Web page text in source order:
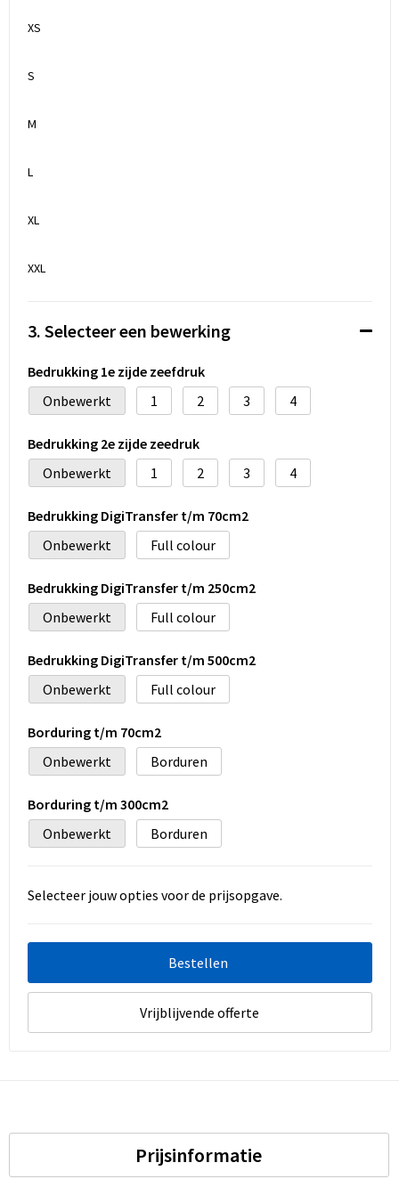
XS
S
M
L
XL
XXL
3. Selecteer een bewerking
Bedrukking 1e zijde zeefdruk
Onbewerkt
1 2 3 4
Bedrukking 2e zijde zeedruk
Onbewerkt
1 2 3 4
Bedrukking DigiTransfer t/m 70cm2
Onbewerkt
Full colour
Bedrukking DigiTransfer t/m 250cm2
Onbewerkt
Full colour
Bedrukking DigiTransfer t/m 500cm2
Onbewerkt
Full colour
Borduring t/m 70cm2
Onbewerkt
Borduren
Borduring t/m 300cm2
Onbewerkt
Borduren
Selecteer jouw opties voor de prijsopgave.
Bestellen
Vrijblijvende offerte
Prijsinformatie